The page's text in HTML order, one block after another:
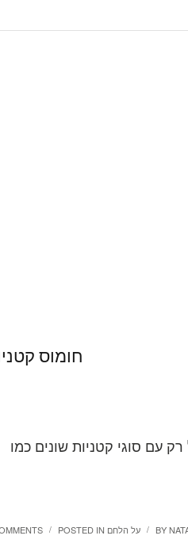
חומוס
עם סוגי קטניות שונים כמו
/ POSTED IN על הלחם / BY